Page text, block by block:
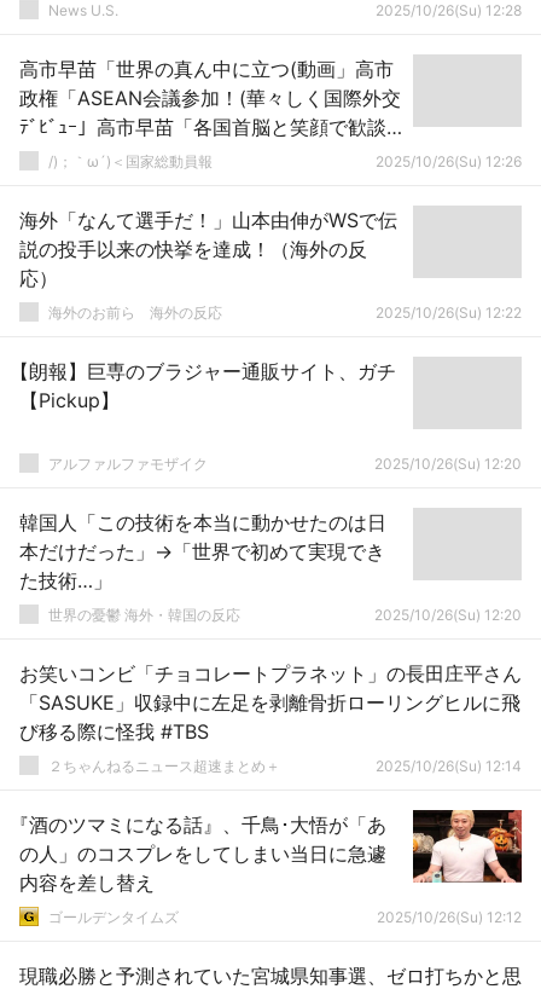
News U.S. 2025/10/26(Su) 12:28
高市早苗「世界の真ん中に立つ(動画」高市
政権「ASEAN会議参加！(華々しく国際外交
ﾃﾞﾋﾞｭｰ」高市早苗「各国首脳と笑顔で歓談
(動画」日本「強い(確信」謎の勢力「」 →
/)；｀ω´)＜国家総動員報 2025/10/26(Su) 12:26
海外「なんて選手だ！」山本由伸がWSで伝
説の投手以来の快挙を達成！（海外の反
応）
海外のお前ら 海外の反応 2025/10/26(Su) 12:22
【朗報】巨専のブラジャー通販サイト、ガチ
【Pickup】
アルファルファモザイク 2025/10/26(Su) 12:20
韓国人「この技術を本当に動かせたのは日
本だけだった」→「世界で初めて実現でき
た技術…」
世界の憂鬱 海外・韓国の反応 2025/10/26(Su) 12:20
お笑いコンビ「チョコレートプラネット」の長田庄平さん
「SASUKE」収録中に左足を剥離骨折ローリングヒルに飛
び移る際に怪我 #TBS
２ちゃんねるニュース超速まとめ＋ 2025/10/26(Su) 12:14
『酒のツマミになる話』、千鳥･大悟が「あ
の人」のコスプレをしてしまい当日に急遽
内容を差し替え
ゴールデンタイムズ 2025/10/26(Su) 12:12
現職必勝と予測されていた宮城県知事選、ゼロ打ちかと思